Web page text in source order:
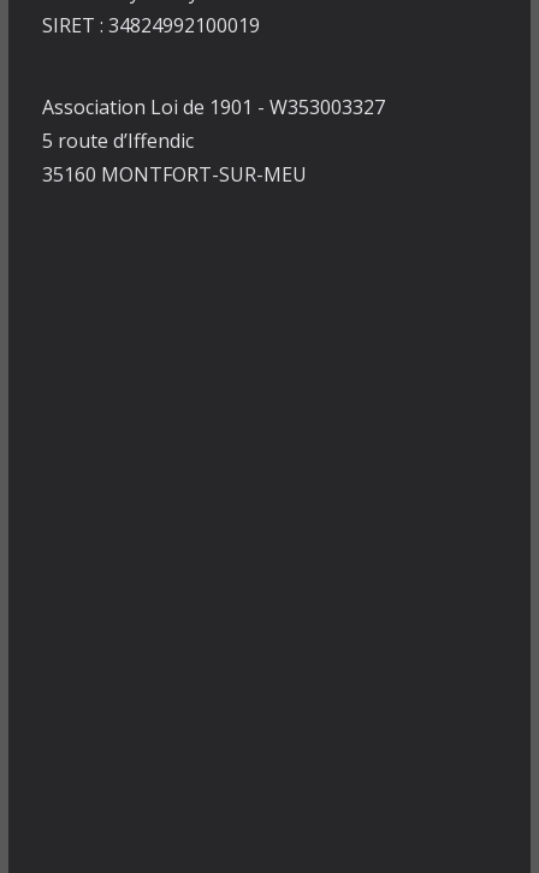
SIRET : 34824992100019
Association Loi de 1901 - W353003327
5 route d’Iffendic
35160 MONTFORT-SUR-MEU